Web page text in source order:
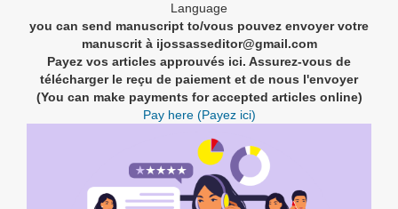
Language
you can send manuscript to/vous pouvez envoyer votre
manuscrit à ijossasseditor@gmail.com
Payez vos articles approuvés ici. Assurez-vous de
télécharger le reçu de paiement et de nous l'envoyer
(You can make payments for accepted articles online)
Pay here (Payez ici)